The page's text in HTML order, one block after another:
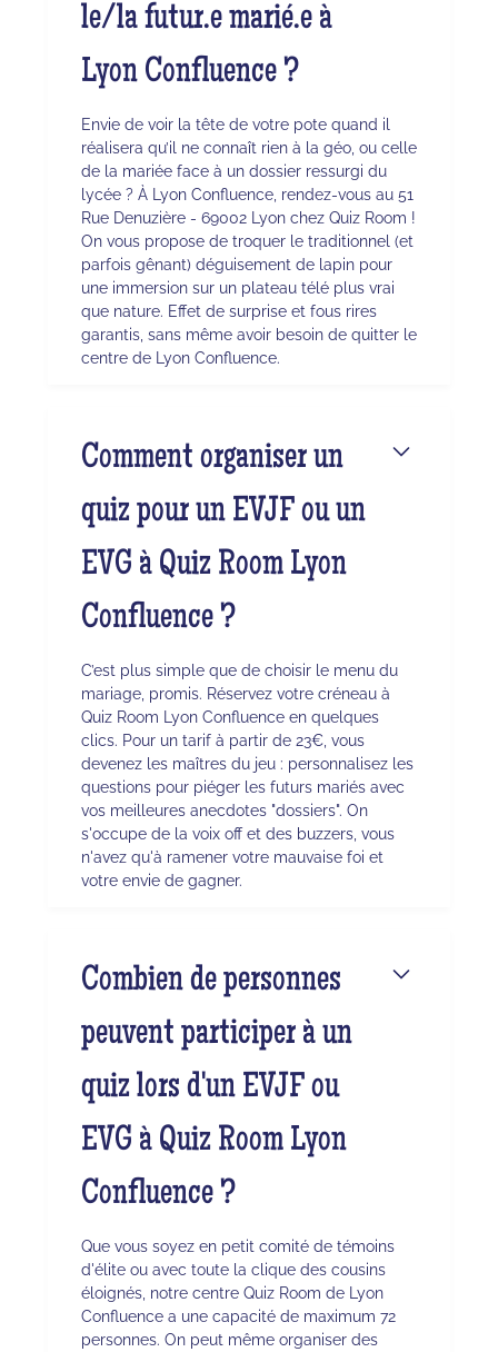
le/la futur.e marié.e à
Lyon Confluence ?
Envie de voir la tête de votre pote quand il
réalisera qu’il ne connaît rien à la géo, ou celle
de la mariée face à un dossier ressurgi du
lycée ? À Lyon Confluence, rendez-vous au 51
Rue Denuzière - 69002 Lyon chez Quiz Room !
On vous propose de troquer le traditionnel (et
parfois gênant) déguisement de lapin pour
une immersion sur un plateau télé plus vrai
que nature. Effet de surprise et fous rires
garantis, sans même avoir besoin de quitter le
centre de Lyon Confluence.
Comment organiser un
quiz pour un EVJF ou un
EVG à Quiz Room Lyon
Confluence ?
C’est plus simple que de choisir le menu du
mariage, promis. Réservez votre créneau à
Quiz Room Lyon Confluence en quelques
clics. Pour un tarif à partir de 23€, vous
devenez les maîtres du jeu : personnalisez les
questions pour piéger les futurs mariés avec
vos meilleures anecdotes "dossiers". On
s'occupe de la voix off et des buzzers, vous
n'avez qu'à ramener votre mauvaise foi et
votre envie de gagner.
Combien de personnes
peuvent participer à un
quiz lors d'un EVJF ou
EVG à Quiz Room Lyon
Confluence ?
Que vous soyez en petit comité de témoins
d'élite ou avec toute la clique des cousins
éloignés, notre centre Quiz Room de Lyon
Confluence a une capacité de maximum 72
personnes. On peut même organiser des